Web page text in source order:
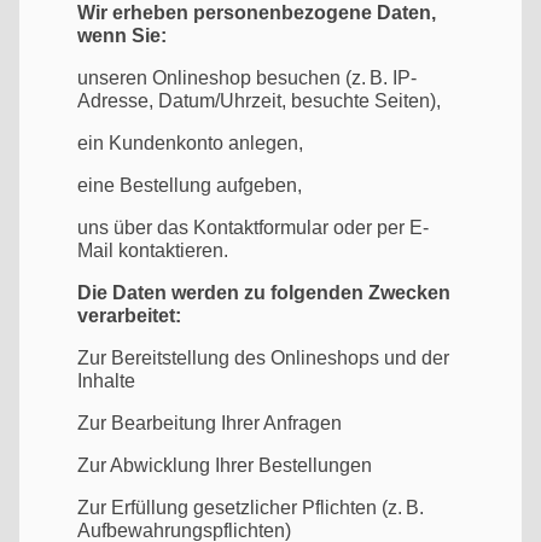
Wir erheben personenbezogene Daten,
wenn Sie:
unseren Onlineshop besuchen (z. B. IP-
Adresse, Datum/Uhrzeit, besuchte Seiten),
ein Kundenkonto anlegen,
eine Bestellung aufgeben,
uns über das Kontaktformular oder per E-
Mail kontaktieren.
Die Daten werden zu folgenden Zwecken
verarbeitet:
Zur Bereitstellung des Onlineshops und der
Inhalte
Zur Bearbeitung Ihrer Anfragen
Zur Abwicklung Ihrer Bestellungen
Zur Erfüllung gesetzlicher Pflichten (z. B.
Aufbewahrungspflichten)